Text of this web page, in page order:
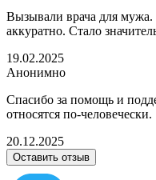
Вызывали врача для мужа.
аккуратно. Стало
19.02.2025
Анонимно
Спасибо за помощь и
относятся по-человечески.
20.12.2025
Оставить отзыв